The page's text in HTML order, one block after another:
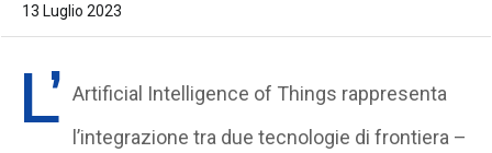
13 Luglio 2023
L’ Artificial Intelligence of Things rappresenta
l’integrazione tra due tecnologie di frontiera –